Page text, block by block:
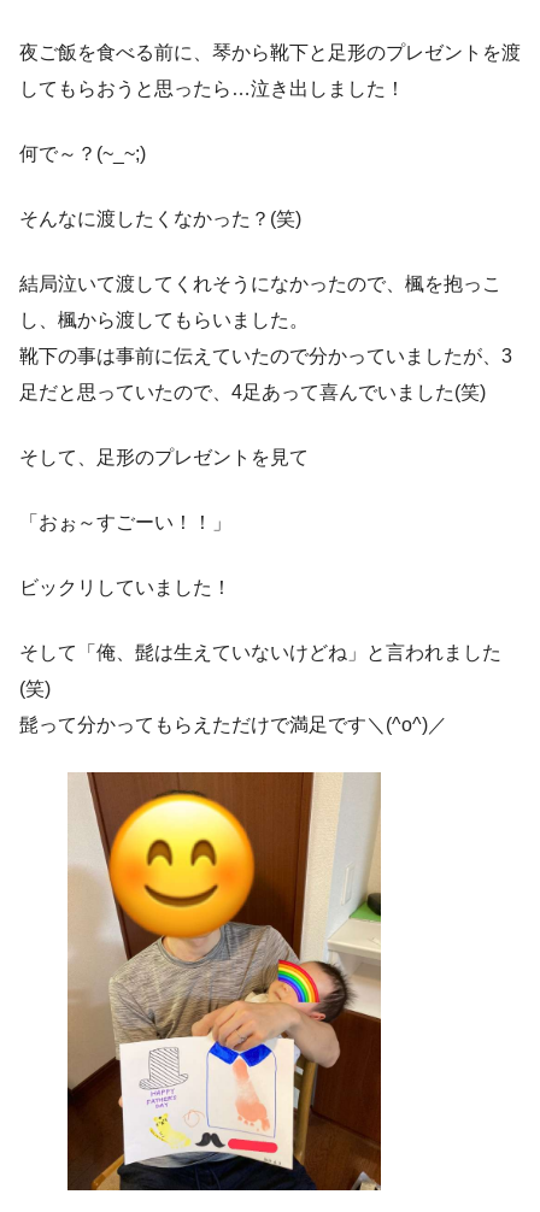
夜ご飯を食べる前に、琴から靴下と足形のプレゼントを渡
してもらおうと思ったら…泣き出しました！
何で～？(~_~;)
そんなに渡したくなかった？(笑)
結局泣いて渡してくれそうになかったので、楓を抱っこ
し、楓から渡してもらいました。
靴下の事は事前に伝えていたので分かっていましたが、3
足だと思っていたので、4足あって喜んでいました(笑)
そして、足形のプレゼントを見て
「おぉ～すごーい！！」
ビックリしていました！
そして「俺、髭は生えていないけどね」と言われました
(笑)
髭って分かってもらえただけで満足です＼(^o^)／